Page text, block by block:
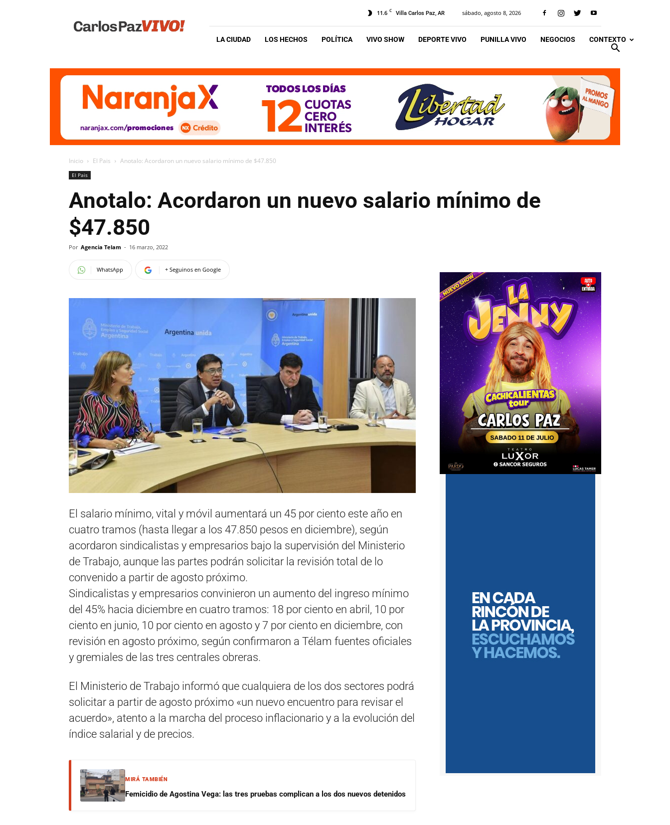
Vivo
11.6 C Villa Carlos Paz, AR sábado, agosto 8, 2026
LA CIUDAD LOS HECHOS POLÍTICA VIVO SHOW DEPORTE VIVO PUNILLA VIVO NEGOCIOS CONTEXTO
Inicio El Pais Anotalo: Acordaron un nuevo salario mínimo de $47.850
El Pais
Anotalo: Acordaron un nuevo salario mínimo de
$47.850
Por Agencia Telam - 16 marzo, 2022
WhatsApp + Seguinos en Google
El salario mínimo, vital y móvil aumentará un 45 por ciento este año en
cuatro tramos (hasta llegar a los 47.850 pesos en diciembre), según
acordaron sindicalistas y empresarios bajo la supervisión del Ministerio
de Trabajo, aunque las partes podrán solicitar la revisión total de lo
convenido a partir de agosto próximo.
Sindicalistas y empresarios convinieron un aumento del ingreso mínimo
del 45% hacia diciembre en cuatro tramos: 18 por ciento en abril, 10 por
ciento en junio, 10 por ciento en agosto y 7 por ciento en diciembre, con
revisión en agosto próximo, según confirmaron a Télam fuentes oficiales
y gremiales de las tres centrales obreras.
El Ministerio de Trabajo informó que cualquiera de los dos sectores podrá
solicitar a partir de agosto próximo «un nuevo encuentro para revisar el
acuerdo», atento a la marcha del proceso inflacionario y a la evolución del
índice salarial y de precios.
MIRÁ TAMBIÉN
Femicidio de Agostina Vega: las tres pruebas complican a los dos nuevos detenidos